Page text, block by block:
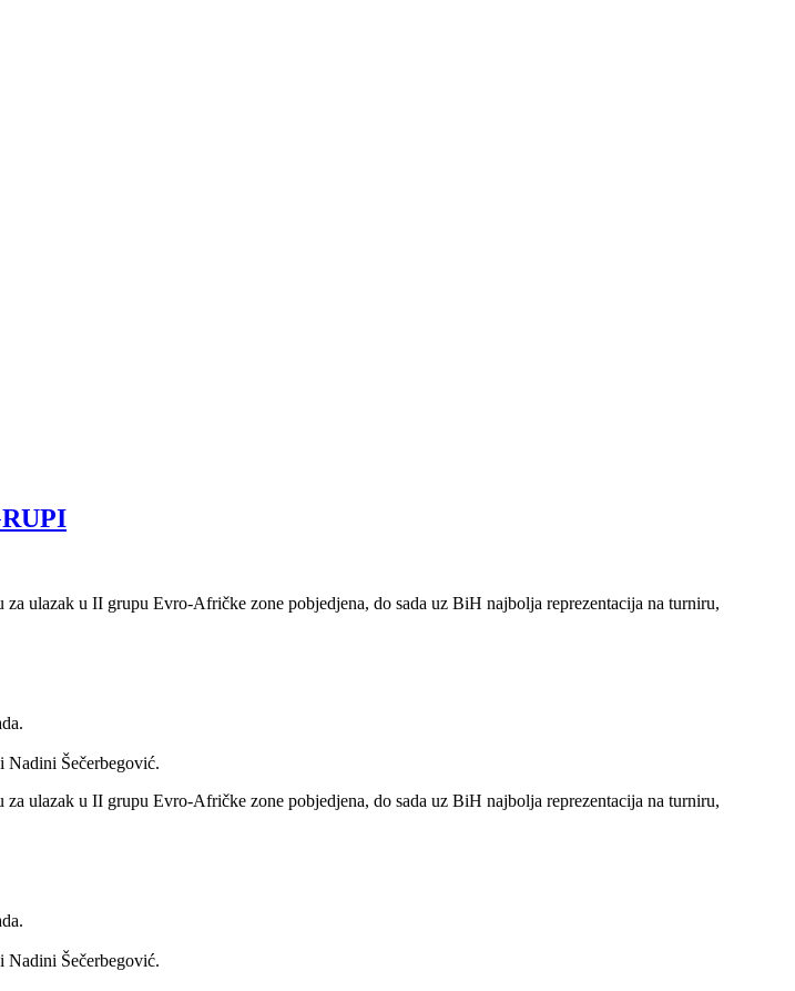
ulazak u II grupu Evro-Afričke zone pobjedjena, do sada uz BiH najbolja reprezentacija na turniru,
Nadini Šečerbegović.
ulazak u II grupu Evro-Afričke zone pobjedjena, do sada uz BiH najbolja reprezentacija na turniru,
Nadini Šečerbegović.